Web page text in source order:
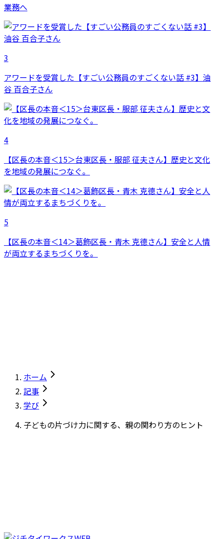
業務へ
3
アワードを受賞した【すごい公務員のすごくない話 #3】油
谷 百合子さん
4
【区長の本音＜15＞台東区長・服部 征夫さん】歴史と文化
を地域の発展につなぐ。
5
【区長の本音＜14＞葛飾区長・青木 克德さん】安全と人情
が両立するまちづくりを。
ホーム
記事
学び
子どもの片づけ力に関する、親の関わり方のヒント